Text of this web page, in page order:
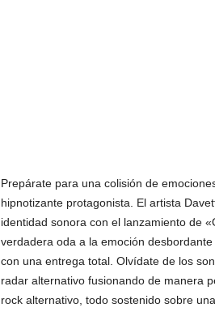
Prepárate para una colisión de
hipnotizante protagonista. El artista
identidad sonora con el lanzamiento de
verdadera oda a la emoción
con una entrega total. Olvídate de los
radar alternativo fusionando de manera
rock alternativo, todo sostenido sobre